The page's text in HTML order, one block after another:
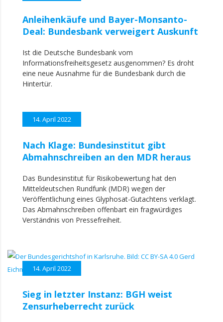
Anleihenkäufe und Bayer-Monsanto-
Deal: Bundesbank verweigert Auskunft
Ist die Deutsche Bundesbank vom
Informationsfreiheitsgesetz ausgenommen? Es droht
eine neue Ausnahme für die Bundesbank durch die
Hintertür.
14. April 2022
Nach Klage: Bundesinstitut gibt
Abmahnschreiben an den MDR heraus
Das Bundesinstitut für Risikobewertung hat den
Mitteldeutschen Rundfunk (MDR) wegen der
Veröffentlichung eines Glyphosat-Gutachtens verklagt.
Das Abmahnschreiben offenbart ein fragwürdiges
Verständnis von Pressefreiheit.
14. April 2022
Sieg in letzter Instanz: BGH weist
Zensurheberrecht zurück